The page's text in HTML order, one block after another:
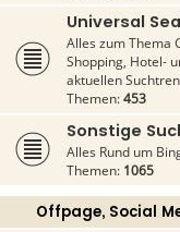
Universal
Alles zum Thema
Shopping, Hotel-
aktuellen
Themen:453
Sonstige
Alles Rund um
Themen: 1065
Offpage, Social